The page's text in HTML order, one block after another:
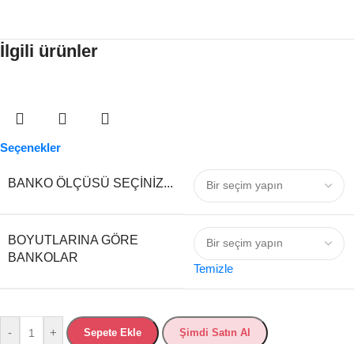
İlgili ürünler
Seçenekler
BANKO ÖLÇÜSÜ SEÇINIZ...
BOYUTLARINA GÖRE
BANKOLAR
Temizle
- + Sepete Ekle Şimdi Satın Al